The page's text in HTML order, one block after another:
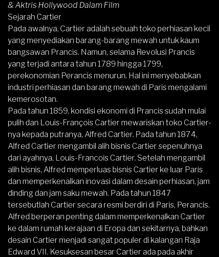
& Aktris Hollywood Dalam Film
Sejarah Cartier
Pada awalnya, Cartier adalah sebuah toko perhiasan kecil
yang menyediakan barang-barang mewah untuk kaum
bangsawan Prancis. Namun, selama Revolusi Prancis
yang terjadi antara tahun 1789 hingga 1799,
perekonomian Perancis menurun. Hal ini menyebabkan
industri perhiasan dan barang mewah di Paris mengalami
kemerosotan.
Pada tahun 1859, kondisi ekonomi di Prancis sudah mulai
pulih dan Louis-François Cartier mewariskan toko Cartier-
nya kepada putranya, Alfred Cartier. Pada tahun 1874,
Alfred Cartier mengambil alih bisnis Cartier sepenuhnya
dari ayahnya, Louis-Francois Cartier. Setelah mengambil
alih bisnis, Alfred memperluas bisnis Cartier ke luar Paris
dan memperkenalkan inovasi dalam desain perhiasan, jam
dinding dan jam saku mewah. Pada tahun 1847
tersebutlah Cartier secara resmi berdiri di Paris, Perancis.
Alfred berperan penting dalam memperkenalkan Cartier
ke dalam rumah kerajaan di Eropa dan sekitarnya, bahkan
desain Cartier menjadi sangat populer di kalangan Raja
Edward VII. Kesuksesan besar Cartier ada pada akhir